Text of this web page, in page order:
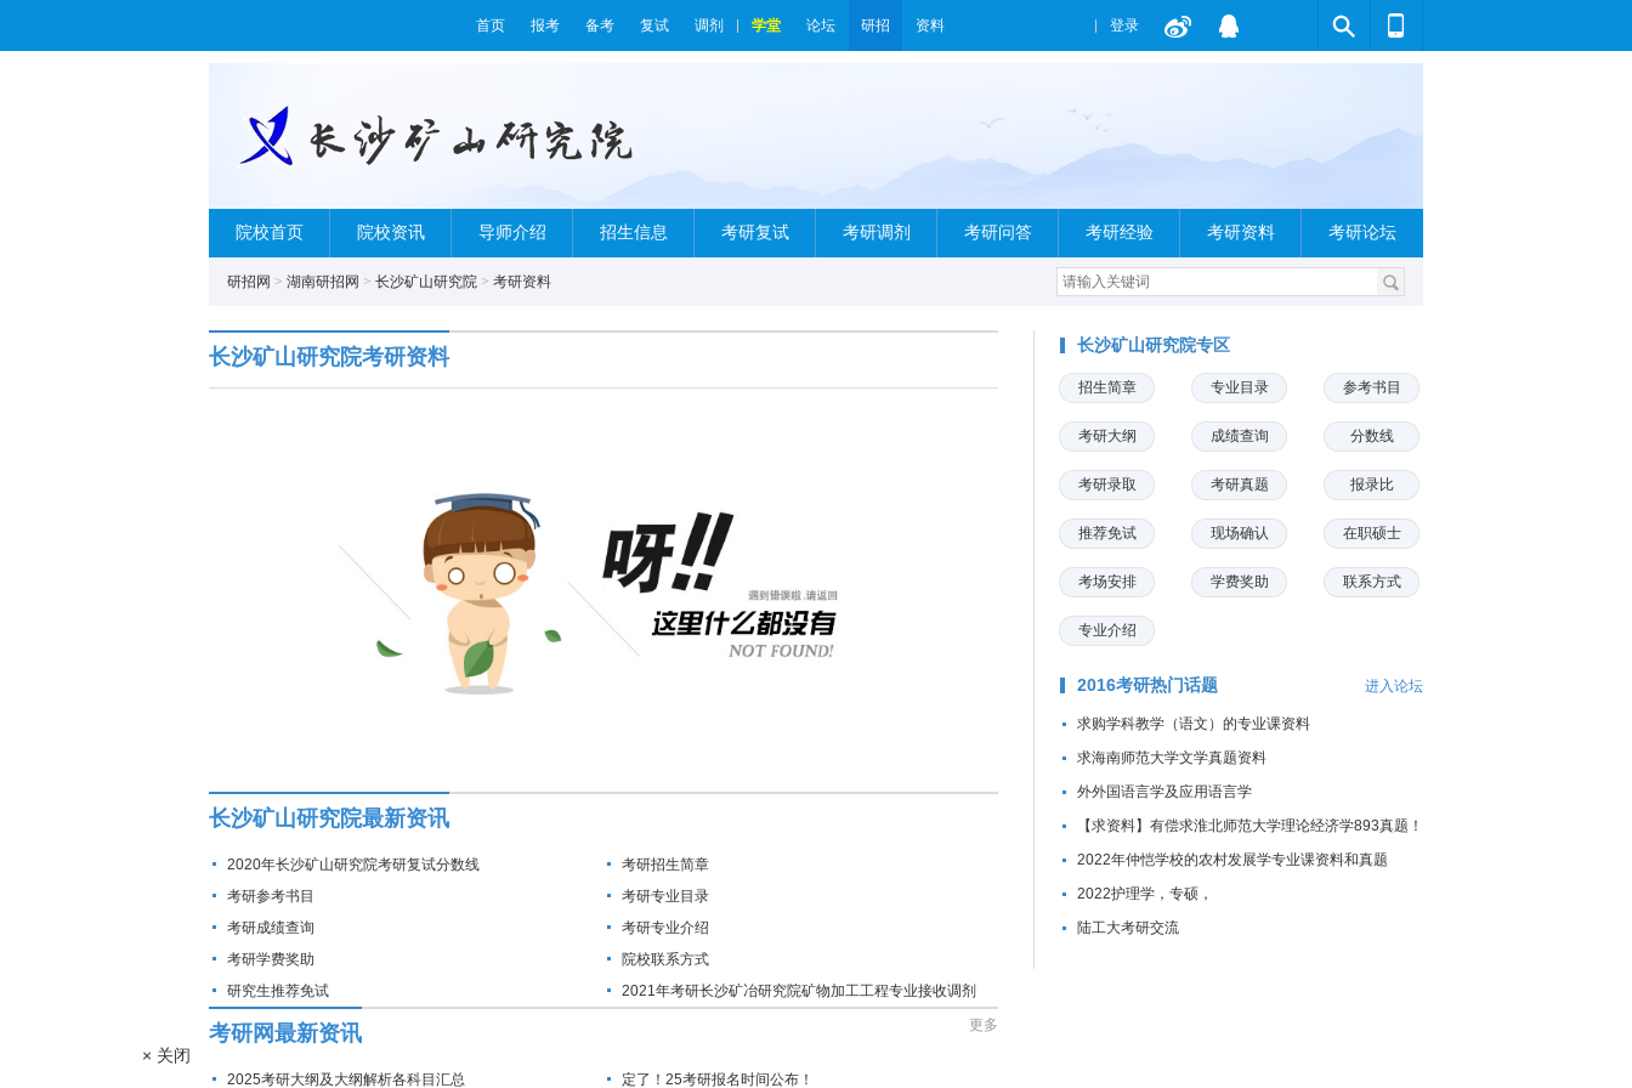
首页 报考 备考 复试 调剂 学堂 论坛 研招 资料 登录
院校首页 院校资讯 导师介绍 招生信息 考研复试 考研调剂 考研问答 考研经验 考研资料 考研论坛
研招网 > 湖南研招网 > 长沙矿山研究院 > 考研资料
长沙矿山研究院考研资料
长沙矿山研究院最新资讯
2020年长沙矿山研究院考研复试分数线
考研招生简章
考研参考书目
考研专业目录
考研成绩查询
考研专业介绍
考研学费奖助
院校联系方式
研究生推荐免试
2021年考研长沙矿冶研究院矿物加工工程专业接收调剂
考研网最新资讯 更多
2025考研大纲及大纲解析各科目汇总 定了！25考研报名时间公布！
长沙矿山研究院专区
招生简章 专业目录 参考书目
考研大纲 成绩查询 分数线
考研录取 考研真题 报录比
推荐免试 现场确认 在职硕士
考场安排 学费奖助 联系方式
专业介绍
2016考研热门话题 进入论坛
求购学科教学（语文）的专业课资料
求海南师范大学文学真题资料
外外国语言学及应用语言学
【求资料】有偿求淮北师范大学理论经济学893真题！
2022年仲恺学校的农村发展学专业课资料和真题
2022护理学，专硕，
陆工大考研交流
× 关闭